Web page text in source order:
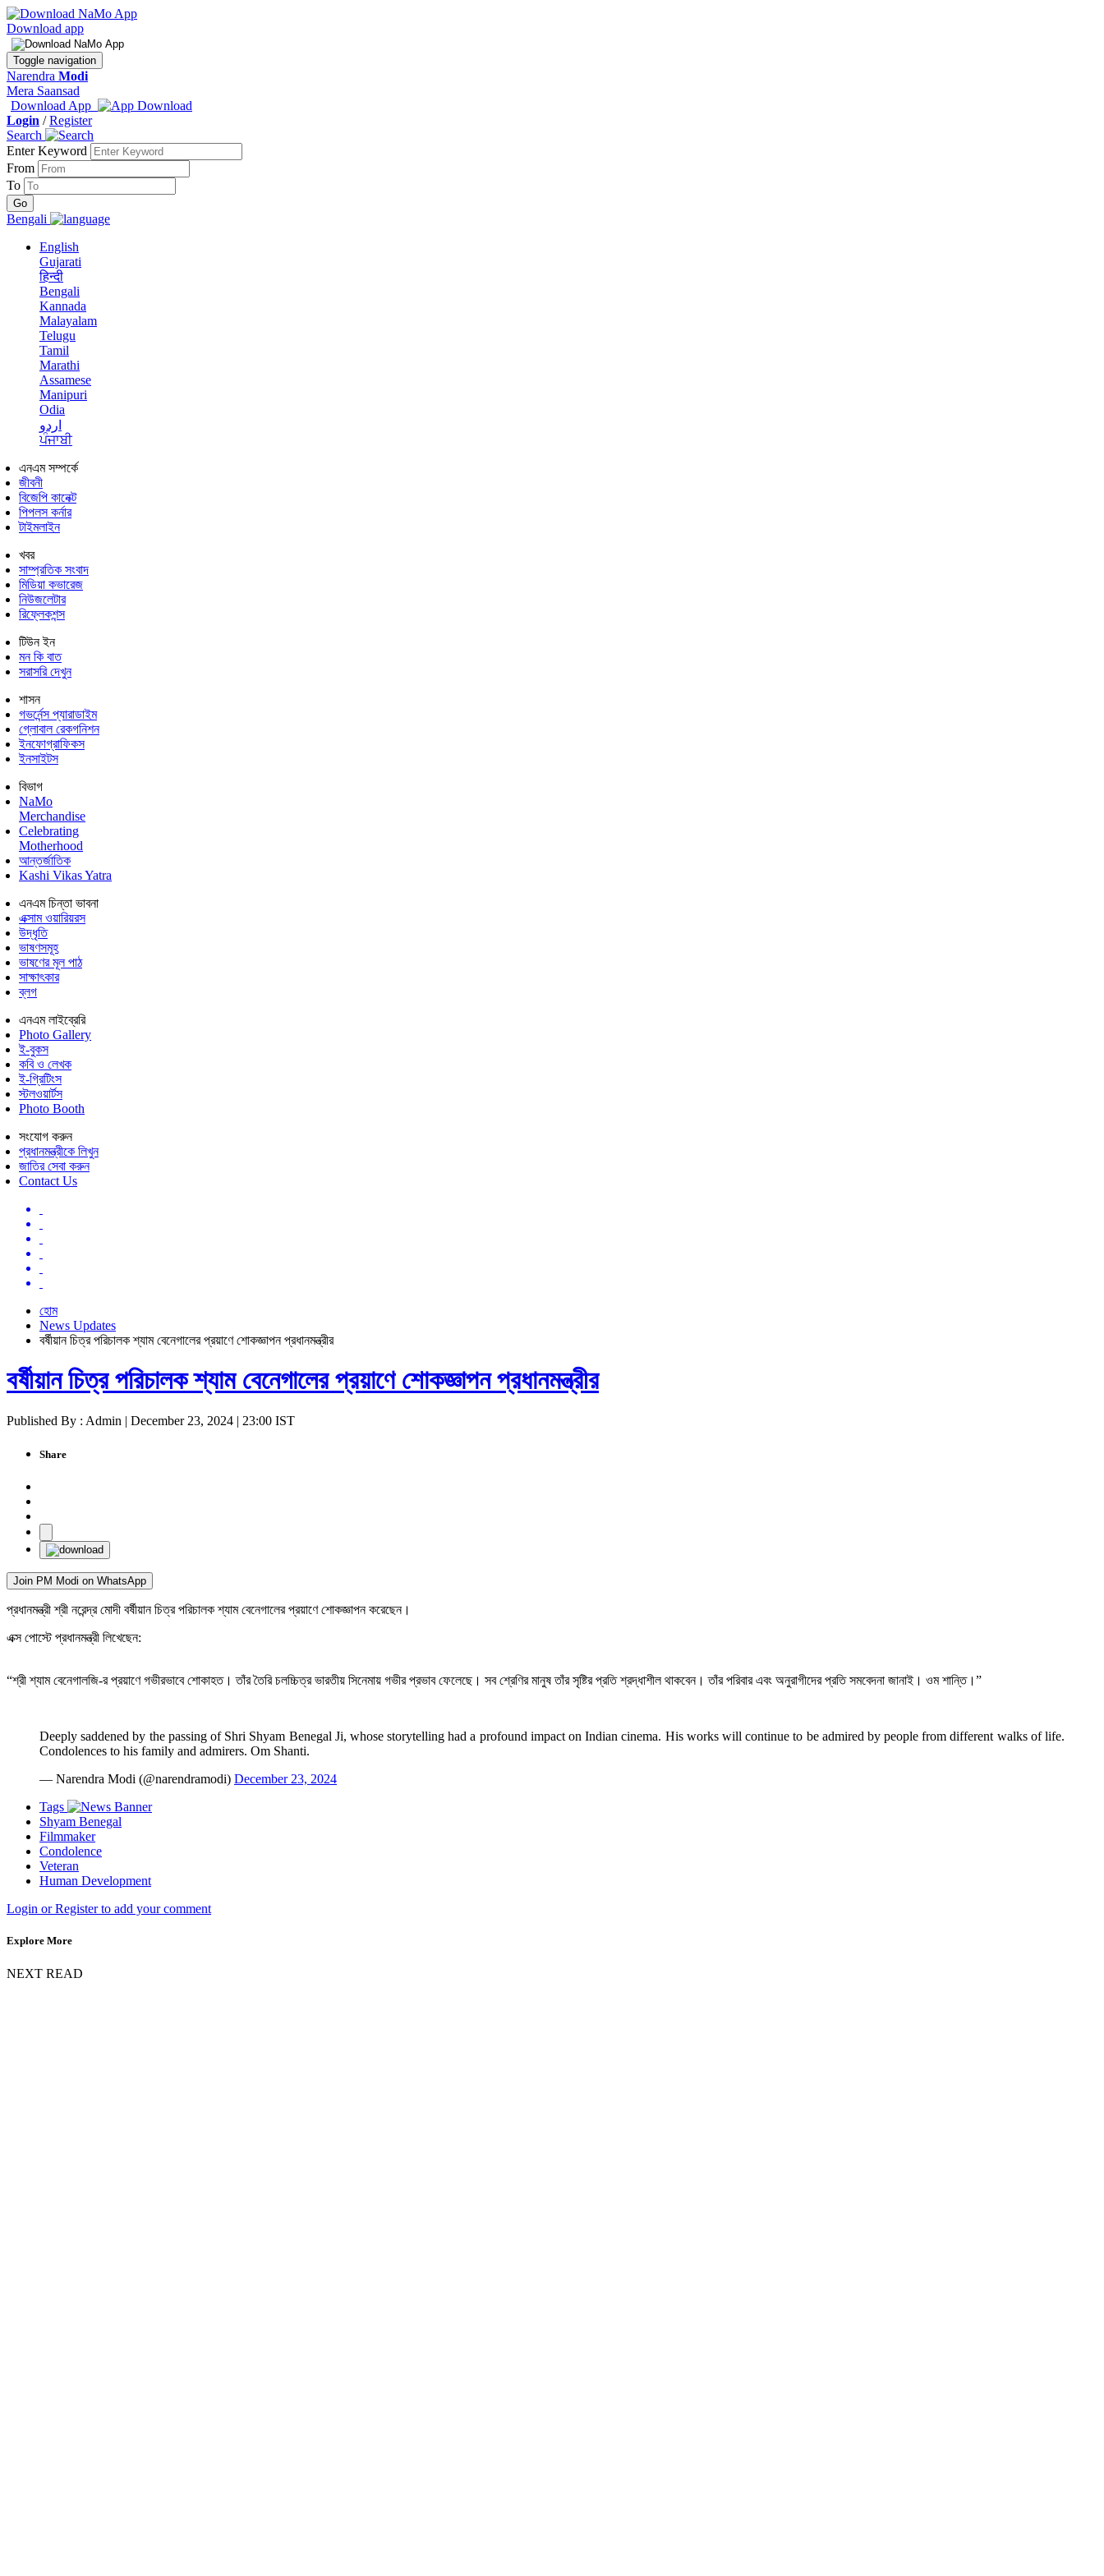
Download app
Toggle navigation
Narendra Modi
Mera Saansad
Download App
Login /Register
Search
Enter Keyword
From
To
Bengali
English
Gujarati
हिन्दी
Bengali
Kannada
Malayalam
Telugu
Tamil
Marathi
Assamese
Manipuri
Odia
اردو
ਪੰਜਾਬੀ
এনএম সম্পর্কে
জীবনী
বিজেপি কানেক্ট
পিপলস কর্নার
টাইমলাইন
খবর
সাম্প্রতিক সংবাদ
মিডিয়া কভারেজ
নিউজলেটার
রিফ্লেকশন্স
টিউন ইন
মন কি বাত
সরাসরি দেখুন
শাসন
গভর্নেন্স প্যারাডাইম
গ্লোবাল রেকগনিশন
ইনফোগ্রাফিকস
ইনসাইটস
বিভাগ
NaMo
Merchandise
Celebrating
Motherhood
আন্তর্জাতিক
Kashi Vikas Yatra
এনএম চিন্তা ভাবনা
এক্সাম ওয়ারিয়রস
উদ্ধৃতি
ভাষণসমূহ
ভাষণের মূল পাঠ
সাক্ষাৎকার
ব্লগ
এনএম লাইব্রেরি
Photo Gallery
ই-বুকস
কবি ও লেখক
ই-গ্রিটিংস
স্টলওয়ার্টস
Photo Booth
সংযোগ করুন
প্রধানমন্ত্রীকে লিখুন
জাতির সেবা করুন
Contact Us
হোম
News Updates
বর্ষীয়ান চিত্র পরিচালক শ্যাম বেনেগালের প্রয়াণে শোকজ্ঞাপন প্রধানমন্ত্রীর
বর্ষীয়ান চিত্র পরিচালক শ্যাম বেনেগালের প্রয়াণে শোকজ্ঞাপন প্রধানমন্ত্রীর
Published By : Admin | December 23, 2024 | 23:00 IST
Share
Join PM Modi on WhatsApp
প্রধানমন্ত্রী শ্রী নরেন্দ্র মোদী বর্ষীয়ান চিত্র পরিচালক শ্যাম বেনেগালের প্রয়াণে শোকজ্ঞাপন করেছেন।
এক্স পোস্টে প্রধানমন্ত্রী লিখেছেন:
“শ্রী শ্যাম বেনেগালজি-র প্রয়াণে গভীরভাবে শোকাহত। তাঁর তৈরি চলচ্চিত্র ভারতীয় সিনেমায় গভীর প্রভাব ফেলেছে। সব শ্রেণির মানুষ তাঁর সৃষ্টির প্রতি শ্রদ্ধাশীল থাকবেন। তাঁর পরিবার এবং অনুরাগীদের প্রতি সমবেদনা জানাই। ওম শান্তি।”
Deeply saddened by the passing of Shri Shyam Benegal Ji, whose storytelling had a profound impact on Indian cinema. His works will continue to be admired by people from different walks of life.
Condolences to his family and admirers. Om Shanti.
— Narendra Modi (@narendramodi) December 23, 2024
Tags
Shyam Benegal
Filmmaker
Condolence
Veteran
Human Development
Login or Register to add your comment
Explore More
NEXT READ